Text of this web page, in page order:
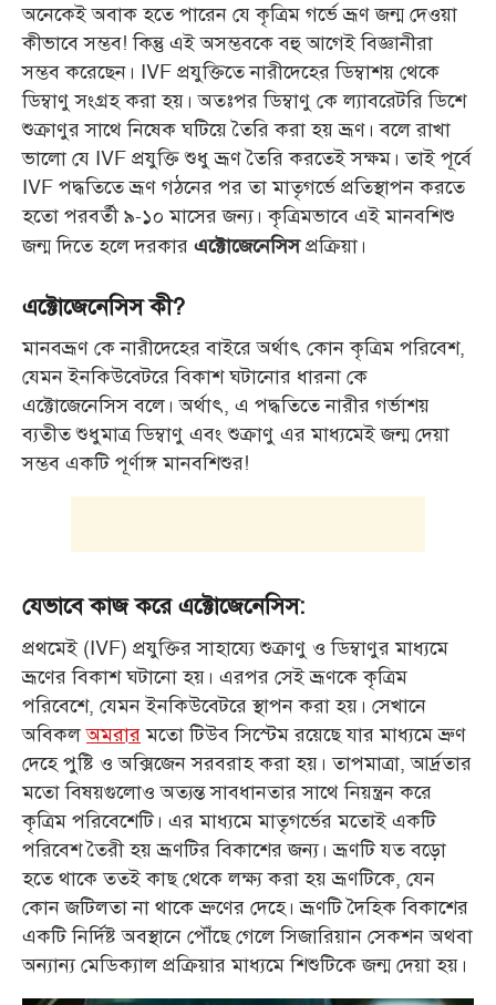
অনেকেই অবাক হতে পারেন যে কৃত্রিম গর্ভে ভ্রূণ জন্ম দেওয়া
কীভাবে সম্ভব! কিন্তু এই অসম্ভবকে বহুআগেই বিজ্ঞানীরা
সম্ভব করেছেন। IVF প্রযুক্তিতে নারীদেহের ডিম্বাশয় থেকে
ডিম্বাণু সংগ্রহ করা হয়।অতঃপর ডিম্বাণু কে ল্যাবরেটরি ডিশে
শুক্রাণুর সাথে নিষেক ঘটিয়ে তৈরি করা হয় ভ্রূণ। বলে রাখা
ভালো যে IVF প্রযুক্তি শুধু ভ্রূণ তৈরি করতেই সক্ষম।তাই পূর্বে
IVF পদ্ধতিতে ভ্রূণ গঠনের পর তা মাতৃগর্ভে প্রতিস্থাপন করতে
হতো পরবর্তী ৯-১০ মাসের জন্য। কৃত্রিমভাবে এই মানবশিশু
জন্ম দিতে হলে দরকার এক্টোজেনেসিসপ্রক্রিয়া।
এক্টোজেনেসিস কী?
মানবভ্রূণ কে নারীদেহের বাইরে অর্থাৎ কোন কৃত্রিম পরিবেশ,
যেমন ইনকিউবেটরে বিকাশ ঘটানোর ধারনা কে
এক্টোজেনেসিস বলে।অর্থাৎ, এ পদ্ধতিতে নারীর গর্ভাশয়
ব্যতীত শুধুমাত্র ডিম্বাণু এবং শুক্রাণু এর মাধ্যমেই জন্ম দেয়া
সম্ভব একটি পূর্ণাঙ্গ মানবশিশুর!
যেভাবে কাজ করে এক্টোজেনেসিস:
প্রথমেই (IVF) প্রযুক্তির সাহায্যে শুক্রাণু ও ডিম্বাণুর মাধ্যমে
ভ্রূণের বিকাশ ঘটানো হয়। এরপর সেই ভ্রূণকে কৃত্রিম
পরিবেশে, যেমন ইনকিউবেটরে স্থাপন করা হয়। সেখানে
অবিকলঅমরারমতো টিউবসিস্টেম রয়েছে যার মাধ্যমে ভ্রুণ
দেহে পুষ্টি ও অক্সিজেন সরবরাহ করা হয়। তাপমাত্রা, আর্দ্রতার
মতোবিষয়গুলোও অত্যন্ত সাবধানতার সাথে নিয়ন্ত্রন করে
কৃত্রিম পরিবেশেটি। এর মাধ্যমে মাতৃগর্ভের মতোইএকটি
পরিবেশ তৈরী হয় ভ্রূণটির বিকাশের জন্য। ভ্রূণটি যত বড়ো
হতে থাকে ততই কাছ থেকে লক্ষ্যকরা হয় ভ্রূণটিকে, যেন
কোন জটিলতা না থাকে ভ্রুণের দেহে। ভ্রূণটি দৈহিক বিকাশের
একটি নির্দিষ্টঅবস্থানে পৌঁছে গেলে সিজারিয়ান সেকশন অথবা
অন্যান্য মেডিক্যাল প্রক্রিয়ার মাধ্যমে শিশুটিকে জন্মদেয়া হয়।